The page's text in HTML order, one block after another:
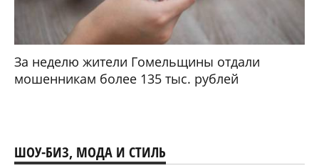
За неделю жители Гомельщины отдали
мошенникам более 135 тыс. рублей
ШОУ-БИЗ, МОДА И СТИЛЬ